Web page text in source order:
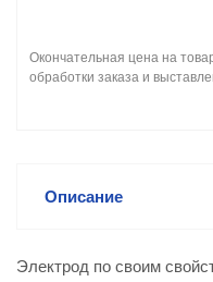
Окончательная цена на
обработки заказа и
Описание
Электрод по своим